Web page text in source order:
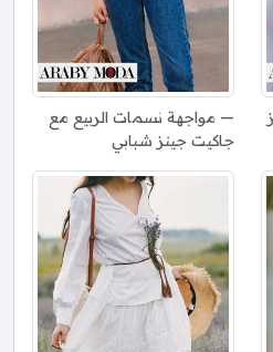
مواجهة نسمات الربيع مع
جاكيت جينز شبابي